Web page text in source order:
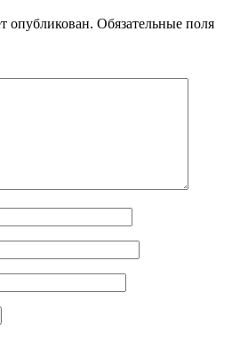
опубликован. Обязательные поля